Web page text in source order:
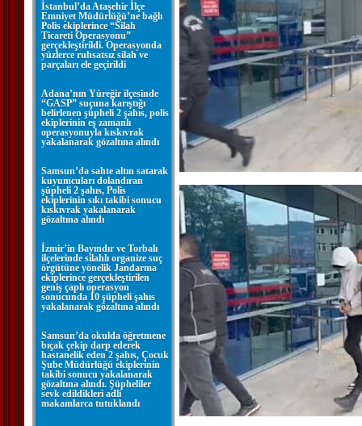
İstanbul’da Ataşehir İlçe
Emniyet Müdürlüğü’ne bağlı
Polis ekiplerince “Silah
Ticareti Operasyonu”
gerçekleştirildi. Operasyonda
yüzlerce ruhsatsız silah ve
parçaları ele geçirildi
Adana’nın Yüreğir ilçesinde
“GASP” suçuna karıştığı
belirlenen şüpheli 2 şahıs, polis
ekiplerinin eş zamanlı
operasyonuyla kıskıvrak
yakalanarak gözaltına alındı
Samsun’da sahte altın satarak
kuyumcuları dolandıran
şüpheli 2 şahıs, Polis
ekiplerinin sıkı takibi sonucu
kıskıvrak yakalanarak
gözaltına alındı
İzmir’in Bayındır ve Torbalı
ilçelerinde silahlı organize suç
örgütüne yönelik Jandarma
ekiplerince gerçekleştirilen
geniş çaplı operasyon
sonucunda 10 şüpheli şahıs
yakalanarak gözaltına alındı
Samsun’da okulda öğretmene
bıçak çekip darp ederek
hastanelik eden 2 şahıs, Çocuk
Şube Müdürlüğü ekiplerinin
takibi sonucu yakalanarak
gözaltına alındı. Şüpheliler
sevk edildikleri adli
makamlarca tutuklandı